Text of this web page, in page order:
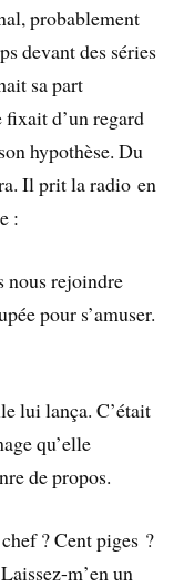
probablement
devant des séries
sa part
fixait d’un regard
hypothèse. Du
Il prit la radio en
:
rejoindre
pour s’amuser.
lui lança. C’était
qu’elle
de propos.
? Cent piges ?
m’en un